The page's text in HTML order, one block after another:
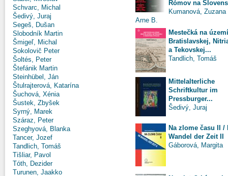
Schvarc, Michal
Šedivý, Juraj
Segeš, Dušan
Slobodník Martin
Šmigeľ, Michal
Sokolovič Peter
Šoltés, Peter
Štefánik Martin
Steinhübel, Ján
Štulrajterová, Katarína
Šuchová, Xénia
Šustek, Zbyšek
Syrný, Marek
Száraz, Peter
Szeghyová, Blanka
Tancer, Jozef
Tandlich, Tomáš
Tišliar, Pavol
Tóth, Dezider
Turunen, Jaakko
Rómov na
Kumanová, Zuzana
Arne B.
Mestečká na území
Bratislavskej,
a Tekovskej...
Tandlich, Tomáš
Mittelalterliche
Schriftkultur im
Pressburger...
Šedivý, Juraj
Na zlome času II /
Wandel der Zeit II
Gáborová, Margita